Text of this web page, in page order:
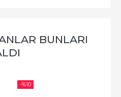
BUNLARI
-%10